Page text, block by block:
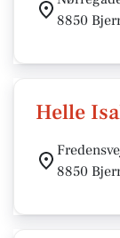
8850
Helle
8850